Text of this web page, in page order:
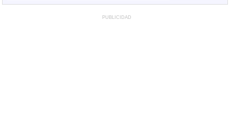
PUBLICIDAD